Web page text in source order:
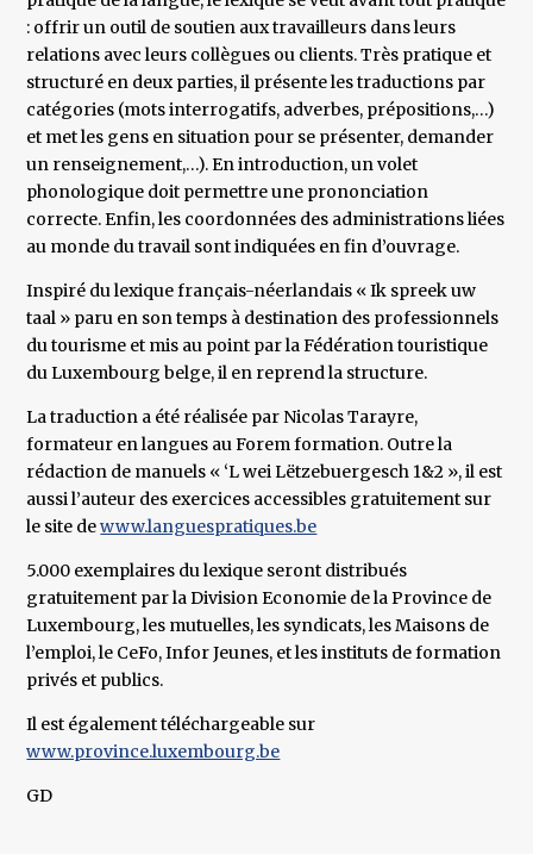
: offrir un outil de soutien aux travailleurs dans leurs
relations avec leurs collègues ou clients. Très pratique et
structuré en deux parties, il présente les traductions par
catégories (mots interrogatifs, adverbes, prépositions,…)
et met les gens en situation pour se présenter, demander
un renseignement,…). En introduction, un volet
phonologique doit permettre une prononciation
correcte. Enfin, les coordonnées des administrations liées
au monde du travail sont indiquées en fin d’ouvrage.
Inspiré du lexique français-néerlandais « Ik spreek uw
taal » paru en son temps à destination des professionnels
du tourisme et mis au point par la Fédération touristique
du Luxembourg belge, il en reprend la structure.
La traduction a été réalisée par Nicolas Tarayre,
formateur en langues au Forem formation. Outre la
rédaction de manuels « ‘L wei Lëtzebuergesch 1&2 », il est
aussi l’auteur des exercices accessibles gratuitement sur
le site dewww.languespratiques.be
5.000 exemplaires du lexique seront distribués
gratuitement par la Division Economie de la Province de
Luxembourg, les mutuelles, les syndicats, les Maisons de
l’emploi, le CeFo, Infor Jeunes, et les instituts de formation
privés et publics.
Il est également téléchargeable sur
www.province.luxembourg.be
GD